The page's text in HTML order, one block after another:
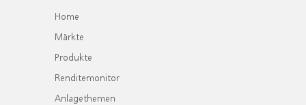
Home
Märkte
Produkte
Renditemonitor
Anlagethemen